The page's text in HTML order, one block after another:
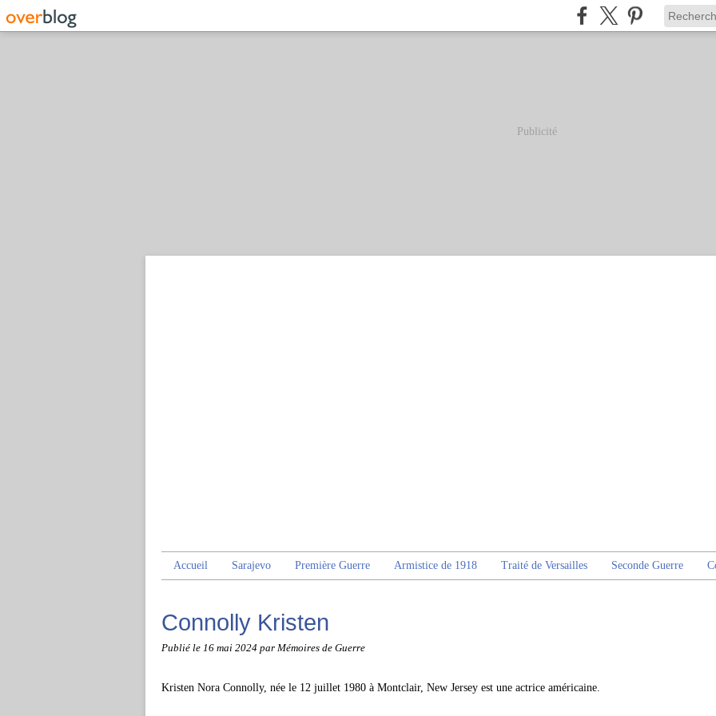
Publicité
Accueil Sarajevo Première Guerre Armistice de 1918 Traité de Versailles Seconde Guerre
Connolly Kristen
Publié le 16 mai 2024 par Mémoires de Guerre
Kristen Nora Connolly, née le 12 juillet 1980 à Montclair, New Jersey est une actrice américaine.